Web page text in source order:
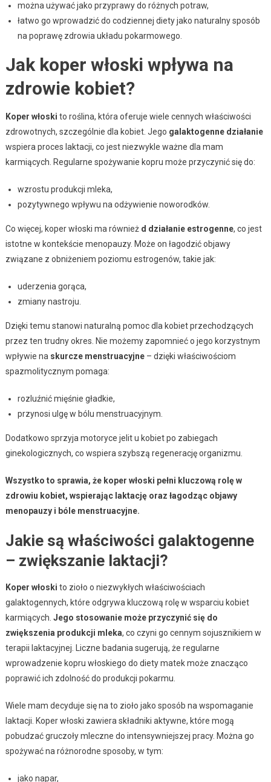
można używać jako przyprawy do różnych potraw,
łatwo go wprowadzić do codziennej diety jako naturalny sposób
na poprawę zdrowia układu pokarmowego.
Jak koper włoski wpływa na
zdrowie kobiet?
Koper włoski to roślina, która oferuje wiele cennych właściwości
zdrowotnych, szczególnie dla kobiet. Jego galaktogenne działanie
wspiera proces laktacji, co jest niezwykle ważne dla mam
karmiących. Regularne spożywanie kopru może przyczynić się do:
wzrostu produkcji mleka,
pozytywnego wpływu na odżywienie noworodków.
Co więcej, koper włoski ma również d działanie estrogenne, co jest
istotne w kontekście menopauzy. Może on łagodzić objawy
związane z obniżeniem poziomu estrogenów, takie jak:
uderzenia gorąca,
zmiany nastroju.
Dzięki temu stanowi naturalną pomoc dla kobiet przechodzących
przez ten trudny okres. Nie możemy zapomnieć o jego korzystnym
wpływie na skurcze menstruacyjne– dzięki właściwościom
spazmolitycznym pomaga:
rozluźnić mięśnie gładkie,
przynosi ulgę w bólu menstruacyjnym.
Dodatkowo sprzyja motoryce jelit u kobiet po zabiegach
ginekologicznych, co wspiera szybszą regenerację organizmu.
Wszystko to sprawia, że koper włoski pełni kluczową rolę w
zdrowiu kobiet, wspierając laktację oraz łagodząc objawy
menopauzy i bóle menstruacyjne.
Jakie są właściwości galaktogenne
– zwiększanie laktacji?
Koper włoski to zioło o niezwykłych właściwościach
galaktogennych, które odgrywa kluczową rolę w wsparciu kobiet
karmiących. Jego stosowanie może przyczynić się do
zwiększenia produkcji mleka, co czyni go cennym sojusznikiem w
terapii laktacyjnej. Liczne badania sugerują, że regularne
wprowadzenie kopru włoskiego do diety matek może znacząco
poprawić ich zdolność do produkcji pokarmu.
Wiele mam decyduje się na to zioło jako sposób na wspomaganie
laktacji. Koper włoski zawiera składniki aktywne, które mogą
pobudzać gruczoły mleczne do intensywniejszej pracy. Można go
spożywać na różnorodne sposoby, w tym:
jako napar,